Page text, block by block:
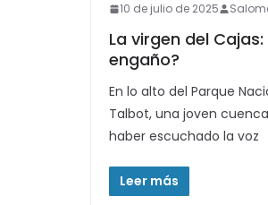
10 de julio de 2025
La virgen del
engaño?
En lo alto del Parque
Talbot, una joven
haber escuchado la voz
Leer más